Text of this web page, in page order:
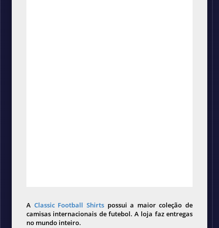
A Classic Football Shirts possui a maior coleção de
camisas internacionais de futebol. A loja faz entregas
no mundo inteiro.